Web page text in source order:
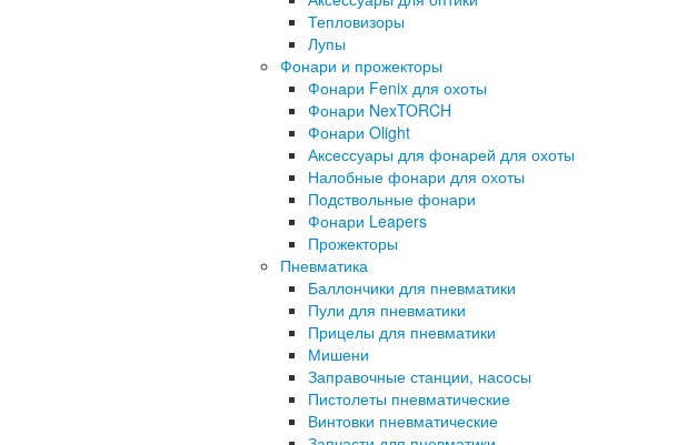
Тепловизоры
Лупы
Фонари и прожекторы
Фонари Fenix для охоты
Фонари NexTORCH
Фонари Olight
Аксессуары для фонарей для охоты
Налобные фонари для охоты
Подствольные фонари
Фонари Leapers
Прожекторы
Пневматика
Баллончики для пневматики
Пули для пневматики
Прицелы для пневматики
Мишени
Заправочные станции, насосы
Пистолеты пневматические
Винтовки пневматические